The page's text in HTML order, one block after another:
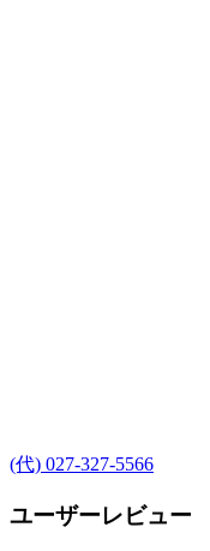
(代) 027-327-5566
ユーザーレビュー